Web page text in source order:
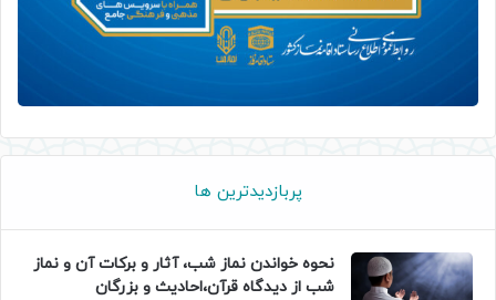
پربازدیدترین ها
نحوه خواندن نماز شب، آثار و برکات آن و نماز
شب از دیدگاه قرآن،احادیث و بزرگان